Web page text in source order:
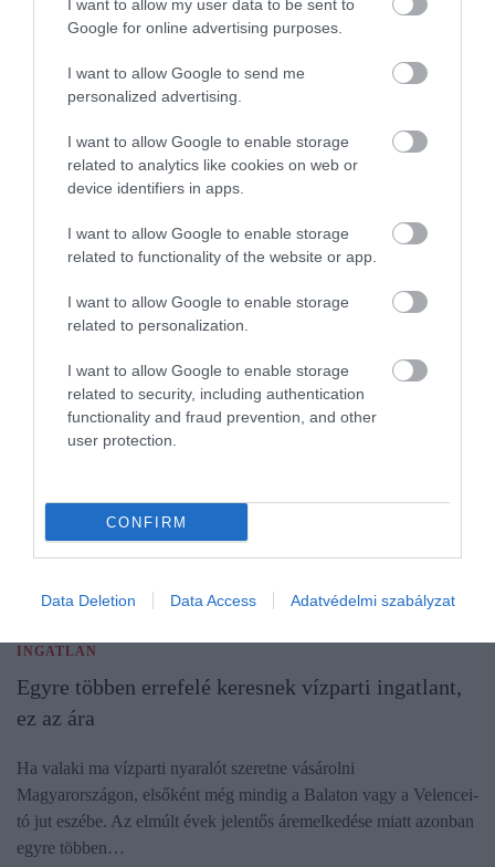
I want to allow my user data to be sent to
Google for online advertising purposes.
I want to allow Google to send me
personalized advertising.
I want to allow Google to enable storage
related to analytics like cookies on web or
device identifiers in apps.
I want to allow Google to enable storage
related to functionality of the website or app.
I want to allow Google to enable storage
related to personalization.
I want to allow Google to enable storage
related to security, including authentication
functionality and fraud prevention, and other
user protection.
CONFIRM
Data Deletion Data Access Adatvédelmi szabályzat
INGATLAN
Egyre többen errefelé keresnek vízparti ingatlant,
ez az ára
Ha valaki ma vízparti nyaralót szeretne vásárolni
Magyarországon, elsőként még mindig a Balaton vagy a Velencei-
tó jut eszébe. Az elmúlt évek jelentős áremelkedése miatt azonban
egyre többen…